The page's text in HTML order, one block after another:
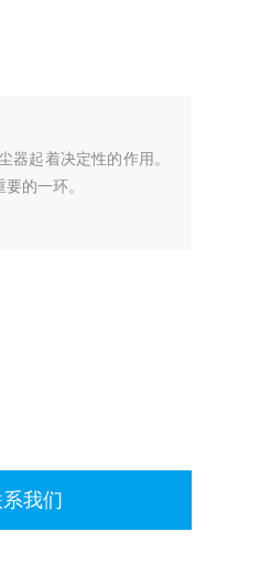
器起着决定性的作用。
的一环。
我们